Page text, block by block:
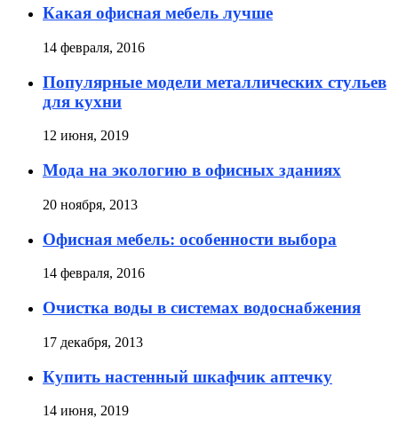
Какая офисная мебель лучше
14 февраля, 2016
Популярные модели металлических стульев
для кухни
12 июня, 2019
Мода на экологию в офисных зданиях
20 ноября, 2013
Офисная мебель: особенности выбора
14 февраля, 2016
Очистка воды в системах водоснабжения
17 декабря, 2013
Купить настенный шкафчик аптечку
14 июня, 2019